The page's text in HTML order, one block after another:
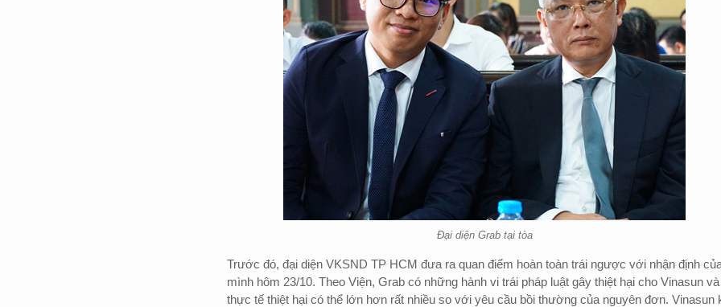
Đại diện Grab tại tòa
Trước đó, đại diện VKSND TP HCM đưa ra quan điểm hoàn toàn trái ngược với nhận định
mình hôm 23/10. Theo Viện, Grab có những hành vi trái pháp luật gây thiệt hại cho Vinasun và
thực tế thiệt hại có thể lớn hơn rất nhiều so với yêu cầu bồi thường của nguyên đơn. Vinasun